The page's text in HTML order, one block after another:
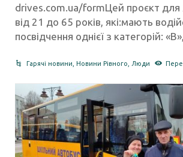
drives.com.ua/formЦей проєкт для
від 21 до 65 років, які:мають
посвідчення однієї з категорій:
Гарячі новини ,Новини Рівного Люди